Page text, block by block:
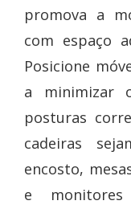
promova a
com espaço
Posicione
a minimizar
posturas
cadeiras
encosto,
e